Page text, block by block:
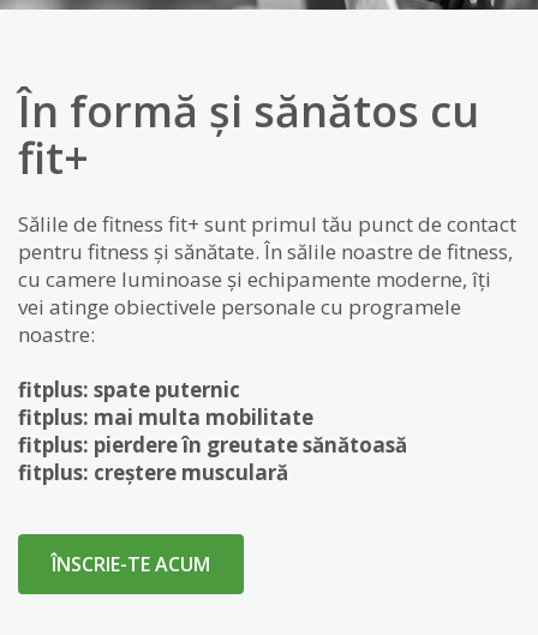
În formă și sănătos cu
fit+
Sălile de fitness fit+ sunt primul tău punct de contact
pentru fitness și sănătate. În sălile noastre de fitness,
cu camere luminoase și echipamente moderne, îți
vei atinge obiectivele personale cu programele
noastre:
fitplus: spate puternic
fitplus: mai multa mobilitate
fitplus: pierdere în greutate sănătoasă
fitplus: creștere musculară
ÎNSCRIE-TE ACUM